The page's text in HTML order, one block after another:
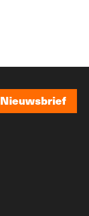
Nieuwsbrief